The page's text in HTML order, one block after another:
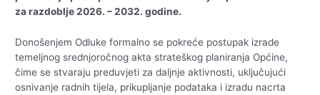
za razdoblje 2026. – 2032. godine.
Donošenjem Odluke formalno se pokreće postupak izrade
temeljnog srednjoročnog akta strateškog planiranja Općine,
čime se stvaraju preduvjeti za daljnje aktivnosti, uključujući
osnivanje radnih tijela, prikupljanje podataka i izradu nacrta